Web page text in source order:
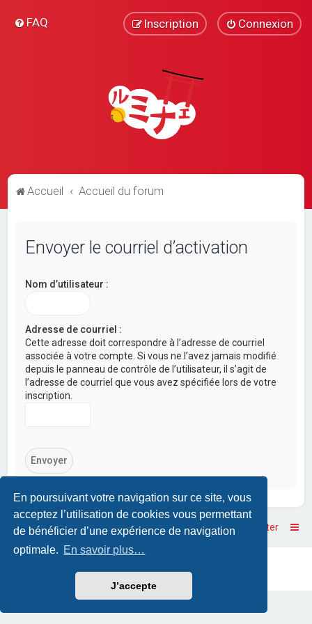
En poursuivant votre navigation sur ce site, vous
acceptez l’utilisation de cookies vous permettant
de bénéficier d’une expérience de navigation
optimale. En savoir plus…
J’accepte
FAQ Connexion
Inscription
Accueil Accueil du forum
Envoyer le courriel d’activation
Nom d’utilisateur :
Adresse de courriel :
Cette adresse doit correspondre à l’adresse de courriel
associée à votre compte. Si vous ne l’avez jamais modifié
depuis le panneau de contrôle de l’utilisateur, il s’agit de
l’adresse de courriel que vous avez spécifiée lors de votre
inscription.
Accueil Accueil du forum Nous contacter
Traduction française officielle©Qiaeru